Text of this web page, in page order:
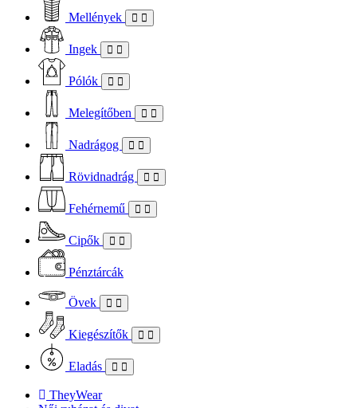
Mellények
Ingek
Pólók
Melegítőben
Nadrágog
Rövidnadrág
Fehérnemű
Cipők
Pénztárcák
Övek
Kiegészítők
Eladás
TheyWear